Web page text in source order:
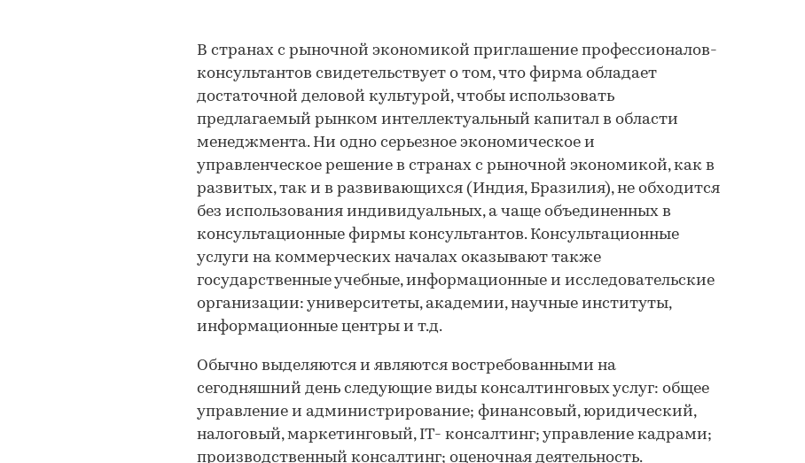
В странах с рыночной экономикой приглашение профессионалов-
консультантов свидетельствует о том, что фирма обладает
достаточной деловой культурой, чтобы использовать
предлагаемый рынком интеллектуальный капитал в области
менеджмента. Ни одно серьезное экономическое и
управленческое решение в странах с рыночной экономикой, как в
развитых, так и в развивающихся (Индия, Бразилия), не обходится
без использования индивидуальных, а чаще объединенных в
консультационные фирмы консультантов. Консультационные
услуги на коммерческих началах оказывают также
государственные учебные, информационные и исследовательские
организации: университеты, академии, научные институты,
информационные центры и т.д.
Обычно выделяются и являются востребованными на
сегодняшний день следующие виды консалтинговых услуг: общее
управление и администрирование; финансовый, юридический,
налоговый, маркетинговый, IT- консалтинг; управление кадрами;
производственный консалтинг; оценочная деятельность.